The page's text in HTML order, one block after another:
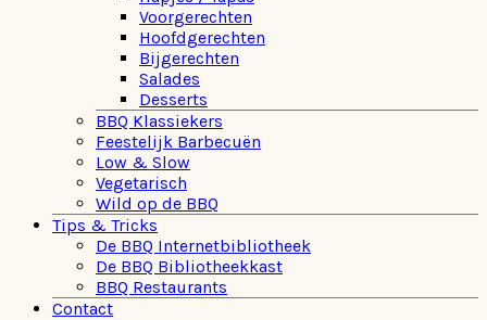
Voorgerechten
Hoofdgerechten
Bijgerechten
Salades
Desserts
BBQ Klassiekers
Feestelijk Barbecuën
Low & Slow
Vegetarisch
Wild op de BBQ
Tips & Tricks
De BBQ Internetbibliotheek
De BBQ Bibliotheekkast
BBQ Restaurants
Contact